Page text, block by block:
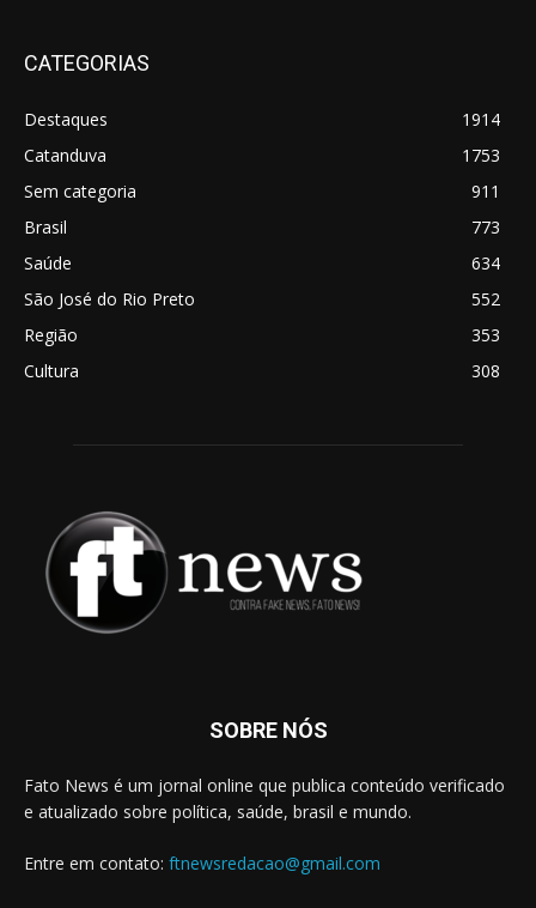
CATEGORIAS
Destaques
1914
Catanduva
1753
Sem categoria
911
Brasil
773
Saúde
634
São José do Rio Preto
552
Região
353
Cultura
308
SOBRE NÓS
Fato News é um jornal online que publica conteúdo verificado
e atualizado sobre política, saúde, brasil e mundo.
Entre em contato: ftnewsredacao@gmail.com